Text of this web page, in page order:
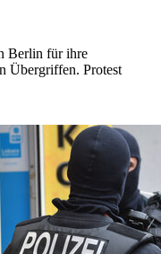
Berlin für ihre
Übergriffen. Protest